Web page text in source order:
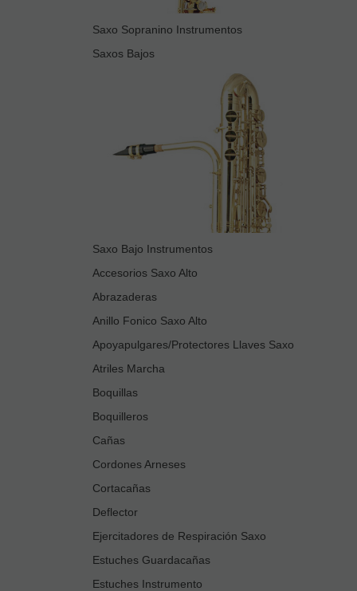
Saxo Sopranino Instrumentos
Saxos Bajos
Saxo Bajo Instrumentos
Accesorios Saxo Alto
Abrazaderas
Anillo Fonico Saxo Alto
Apoyapulgares/Protectores Llaves Saxo
Atriles Marcha
Boquillas
Boquilleros
Cañas
Cordones Arneses
Cortacañas
Deflector
Ejercitadores de Respiración Saxo
Estuches Guardacañas
Estuches Instrumento